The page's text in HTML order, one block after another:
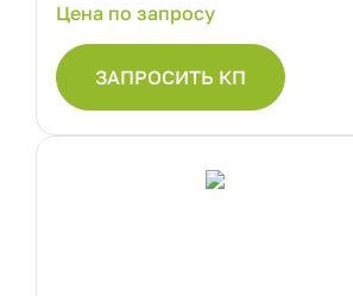
Цена по запросу
ЗАПРОСИТЬ КП